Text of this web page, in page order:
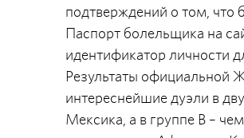
подтверждений о том, что
Паспорт болельщика на
идентификатор личности
Результаты официальной
интереснейшие дуэли в
Мексика, а в группе В –